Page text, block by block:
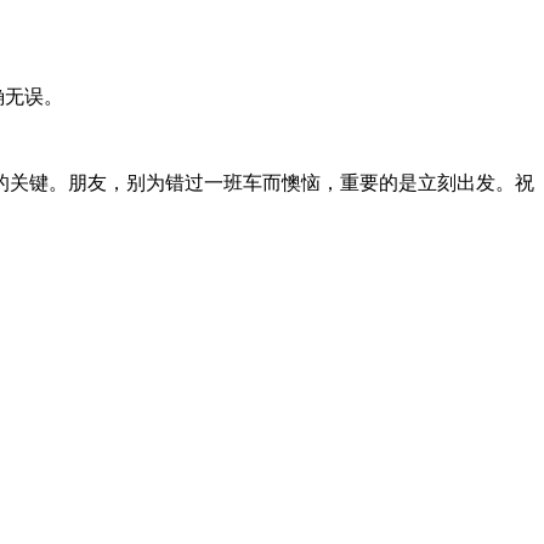
误。
键。朋友，别为错过一班车而懊恼，重要的是立刻出发。祝